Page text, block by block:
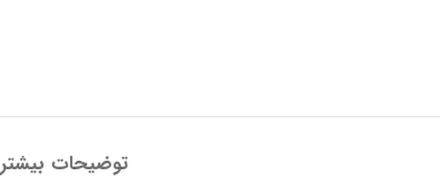
توضیحات بیشتر